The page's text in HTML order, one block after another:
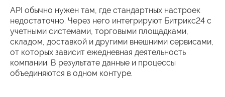
API обычно нужен там, где стандартных настроек
недостаточно. Через него интегрируют Битрикс24 с
учетными системами, торговыми площадками,
складом, доставкой и другими внешними сервисами,
от которых зависит ежедневная деятельность
компании. В результате данные и процессы
объединяются в одном контуре.